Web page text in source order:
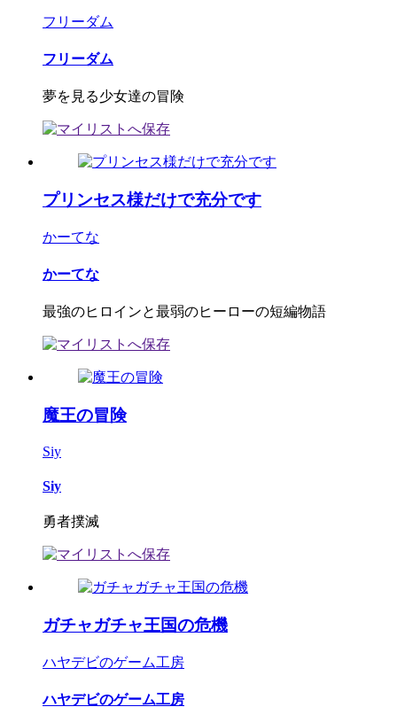
フリーダム
フリーダム
夢を見る少女達の冒険
プリンセス様だけで充分です
かーてな
かーてな
最強のヒロインと最弱のヒーローの短編物語
魔王の冒険
Siy
Siy
勇者撲滅
ガチャガチャ王国の危機
ハヤデビのゲーム工房
ハヤデビのゲーム工房